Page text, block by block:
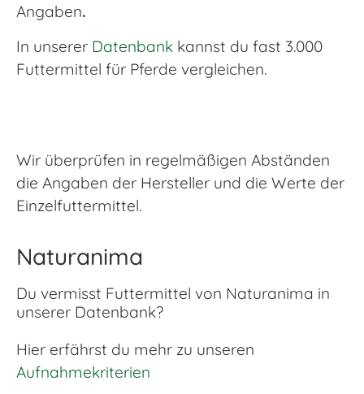
Angaben.
In unserer Datenbank kannst du fast 3.000
Futtermittel für Pferde vergleichen.
Wir überprüfen in regelmäßigen Abständen
die Angaben der Hersteller und die Werte der
Einzelfuttermittel.
Naturanima
Du vermisst Futtermittel von Naturanima in
unserer Datenbank?
Hier erfährst du mehr zu unseren
Aufnahmekriterien